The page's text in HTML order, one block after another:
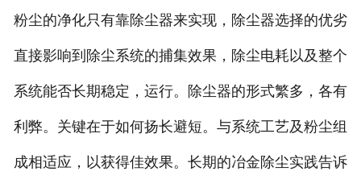
粉尘的净化只有靠除尘器来实现，除尘器选择的优劣
直接影响到除尘系统的捕集效果，除尘电耗以及整个
系统能否长期稳定，运行。除尘器的形式繁多，各有
利弊。关键在于如何扬长避短。与系统工艺及粉尘组
成相适应，以获得佳效果。长期的冶金除尘实践告诉